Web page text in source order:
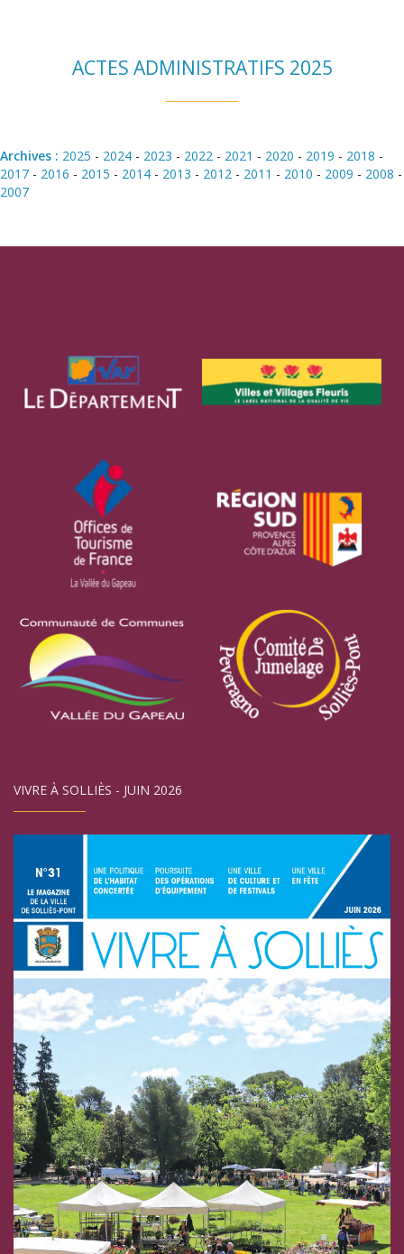
ACTES ADMINISTRATIFS 2025
Archives : 2025 - 2024 - 2023 - 2022 - 2021 - 2020 - 2019 - 2018 -
2017 - 2016 - 2015 - 2014 - 2013 - 2012 - 2011 - 2010 - 2009 - 2008 -
2007
VIVRE À SOLLIÈS - JUIN 2026